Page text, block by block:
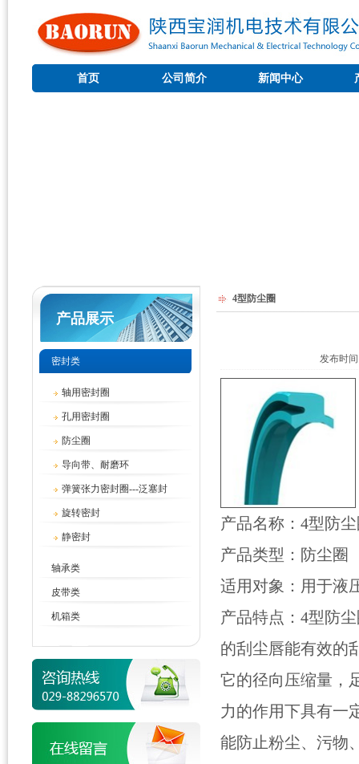
首页 公司简介 新闻中心
产品展示
密封类
轴用密封圈
孔用密封圈
防尘圈
导向带、耐磨环
弹簧张力密封圈---泛塞封
旋转密封
静密封
轴承类
皮带类
机箱类
4型防尘圈
发布时
产品名称：4型防
产品类型：防尘圈
适用对象：用于液
产品特点：4型防
的刮尘唇能有效的
它的径向压缩量，
力的作用下具有一
能防止粉尘、污物